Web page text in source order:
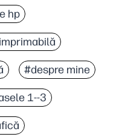
hp
#despre mine
1--3